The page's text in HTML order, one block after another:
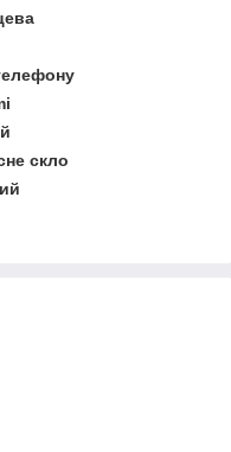
скло